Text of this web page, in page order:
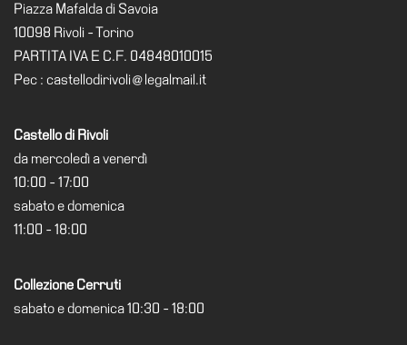
Piazza Mafalda di Savoia
10098 Rivoli - Torino
PARTITA IVA E C.F. 04848010015
Pec : castellodirivoli@legalmail.it
Castello di Rivoli
da mercoledì a venerdì
10:00 - 17:00
sabato e domenica
11:00 - 18:00
Collezione Cerruti
sabato e domenica 10:30 - 18:00